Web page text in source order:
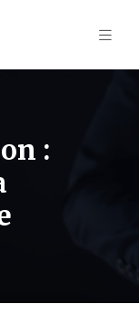
: